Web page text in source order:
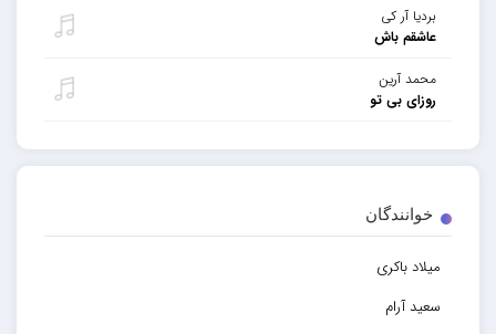
بردیا آر کی
عاشقم باش
محمد آرین
روزای بی تو
خوانندگان
میلاد باکری
سعید آرام